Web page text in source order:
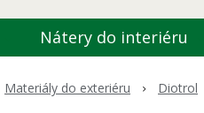
Nátery do interiéru
Materiály do exteriéru Diotrol